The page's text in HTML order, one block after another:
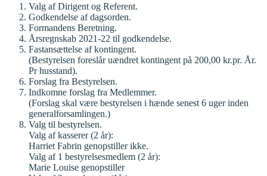
Valg af Dirigent og Referent.
Godkendelse af dagsorden.
Formandens Beretning.
Årsregnskab 2021-22 til godkendelse.
Fastansættelse af kontingent.
(Bestyrelsen foreslår uændret kontingent på 200,00 kr.pr. År.
Pr husstand).
Forslag fra Bestyrelsen.
Indkomne forslag fra Medlemmer.
(Forslag skal være bestyrelsen i hænde senest 6 uger inden
generalforsamlingen.)
Valg til bestyrelsen.
Valg af kasserer (2 år):
Harriet Fabrin genopstiller ikke.
Valg af 1 bestyrelsesmedlem (2 år):
Marie Louise genopstiller